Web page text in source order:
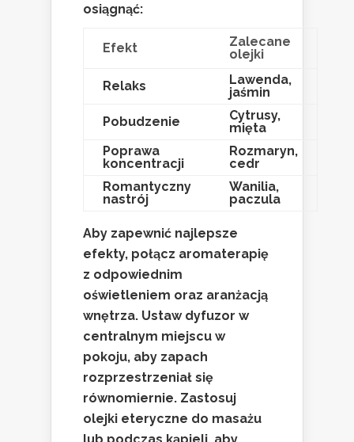
osiągnąć:
Efekt
Zalecane
olejki
Relaks
Lawenda,
jaśmin
Pobudzenie
Cytrusy,
mięta
Poprawa
koncentracji
Rozmaryn,
cedr
Romantyczny
nastrój
Wanilia,
paczula
Aby zapewnić najlepsze
efekty, połącz aromaterapię
z odpowiednim
oświetleniem oraz aranżacją
wnętrza. Ustaw dyfuzor w
centralnym miejscu w
pokoju, aby zapach
rozprzestrzeniał się
równomiernie. Zastosuj
olejki eteryczne do masażu